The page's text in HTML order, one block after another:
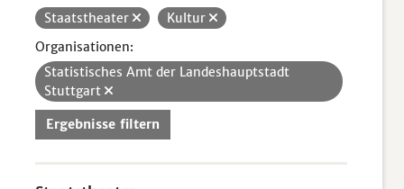
Staatstheater
Kultur
Organisationen:
Statistisches Amt der Landeshauptstadt
Stuttgart
Ergebnisse filtern